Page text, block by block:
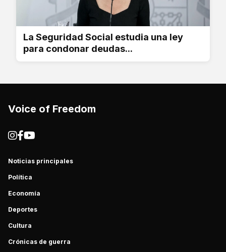
La Seguridad Social estudia una ley
para condonar deudas...
Voice of Freedom
Noticias principales
Política
Economía
Deportes
Cultura
Crónicas de guerra